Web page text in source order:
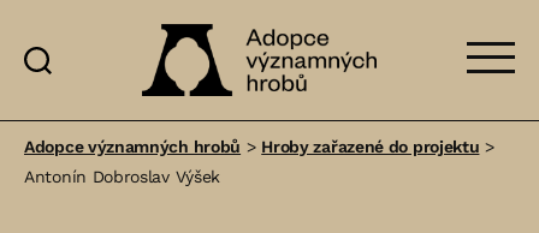
významných
Adopce významných hrobů > Hroby zařazené do projektu >
Antonín Dobroslav Výšek